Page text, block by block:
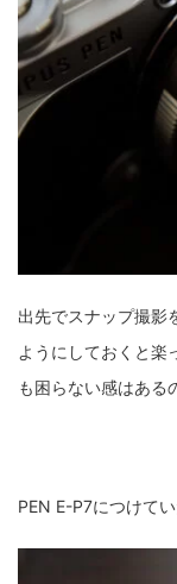
出先でスナップ撮影
ようにしておくと楽
も困らない感はある
PEN E-P7につけて